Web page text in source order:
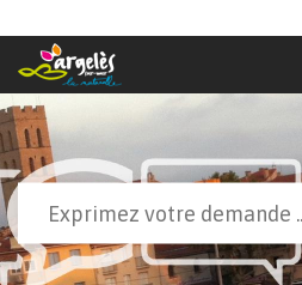
Formulaire de